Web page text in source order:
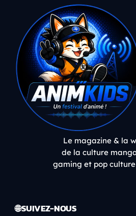
Le magazine & la
de la culture
gaming et pop
🌐 SUIVEZ-NOUS